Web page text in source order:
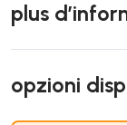
plus
opzioni